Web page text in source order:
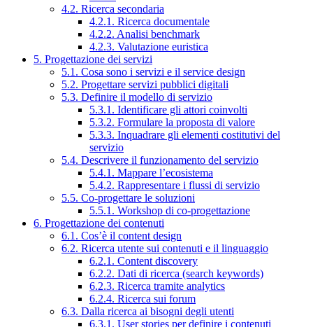
4.2. Ricerca secondaria
4.2.1. Ricerca documentale
4.2.2. Analisi benchmark
4.2.3. Valutazione euristica
5. Progettazione dei servizi
5.1. Cosa sono i servizi e il service design
5.2. Progettare servizi pubblici digitali
5.3. Definire il modello di servizio
5.3.1. Identificare gli attori coinvolti
5.3.2. Formulare la proposta di valore
5.3.3. Inquadrare gli elementi costitutivi del
servizio
5.4. Descrivere il funzionamento del servizio
5.4.1. Mappare l’ecosistema
5.4.2. Rappresentare i flussi di servizio
5.5. Co-progettare le soluzioni
5.5.1. Workshop di co-progettazione
6. Progettazione dei contenuti
6.1. Cos’è il content design
6.2. Ricerca utente sui contenuti e il linguaggio
6.2.1. Content discovery
6.2.2. Dati di ricerca (search keywords)
6.2.3. Ricerca tramite analytics
6.2.4. Ricerca sui forum
6.3. Dalla ricerca ai bisogni degli utenti
6.3.1. User stories per definire i contenuti